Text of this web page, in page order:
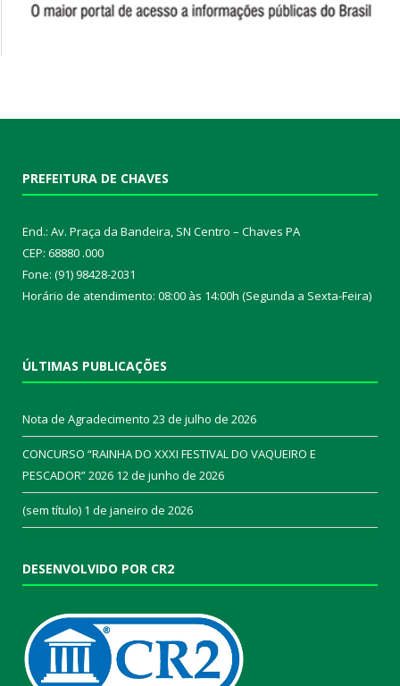
PREFEITURA DE CHAVES
End.: Av. Praça da Bandeira, SN Centro – Chaves PA
CEP: 68880 .000
Fone: (91) 98428-2031
Horário de atendimento: 08:00 às 14:00h (Segunda a Sexta-Feira)
ÚLTIMAS PUBLICAÇÕES
Nota de Agradecimento 23 de julho de 2026
CONCURSO “RAINHA DO XXXI FESTIVAL DO VAQUEIRO E
PESCADOR” 2026 12 de junho de 2026
(sem título) 1 de janeiro de 2026
DESENVOLVIDO POR CR2